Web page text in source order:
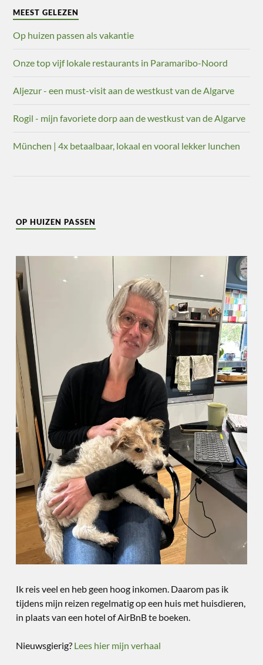
MEEST GELEZEN
Op huizen passen als vakantie
Onze top vijf lokale restaurants in Paramaribo-Noord
Aljezur - een must-visit aan de westkust van de Algarve
Rogil - mijn favoriete dorp aan de westkust van de Algarve
München | 4x betaalbaar, lokaal en vooral lekker lunchen
OP HUIZEN PASSEN
Ik reis veel en heb geen hoog inkomen. Daarom pas ik
tijdens mijn reizen regelmatig op een huis met huisdieren,
in plaats van een hotel of AirBnB te boeken.
Nieuwsgierig? Lees hier mijn verhaal